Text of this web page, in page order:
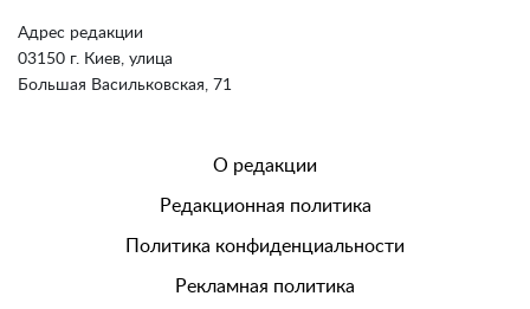
Адрес редакции
03150 г. Киев, улица
Большая Васильковская, 71
О редакции
Редакционная политика
Политика конфиденциальности
Рекламная политика